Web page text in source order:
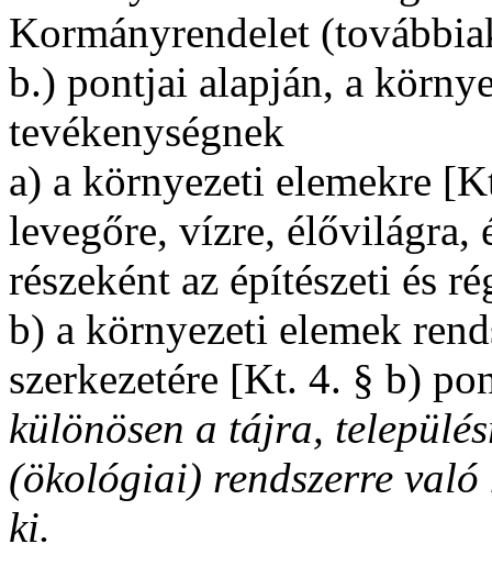
Kormányrendelet
b.) pontjai alapján, a
tevékenységnek
a) a környezeti elemekre
levegőre, vízre, élővilágra,
részeként az építészeti és
b) a környezeti elemek
szerkezetére [Kt. 4. § b)
különösen a tájra,
(ökológiai) rendszerre
ki.